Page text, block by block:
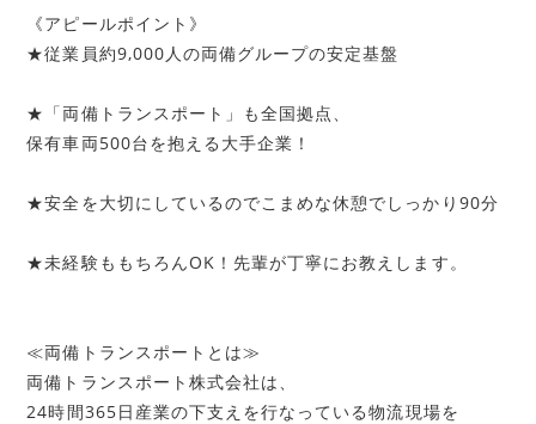
《アピールポイント》
★従業員約9,000人の両備グループの安定基盤
★「両備トランスポート」も全国拠点、
保有車両500台を抱える大手企業！
★安全を大切にしているのでこまめな休憩でしっかり90分
★未経験ももちろんOK！先輩が丁寧にお教えします。
≪両備トランスポートとは≫
両備トランスポート株式会社は、
24時間365日産業の下支えを行なっている物流現場を